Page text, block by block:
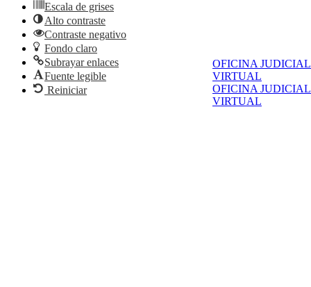
OFICINA JUDICIAL
VIRTUAL
OFICINA JUDICIAL
VIRTUAL
Escala de grises
Alto contraste
Contraste negativo
Fondo claro
Subrayar enlaces
Fuente legible
Reiniciar